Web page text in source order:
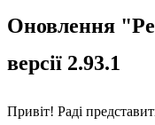
Оновлення
версії 2.93.1
Привіт! Раді